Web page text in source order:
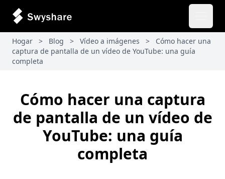
Hogar > Blog > Vídeo a imágenes >
Cómo hacer una
captura de pantalla de un vídeo de YouTube: una guía
completa
Cómo hacer una captura
de pantalla de un vídeo de
YouTube: una guía
completa